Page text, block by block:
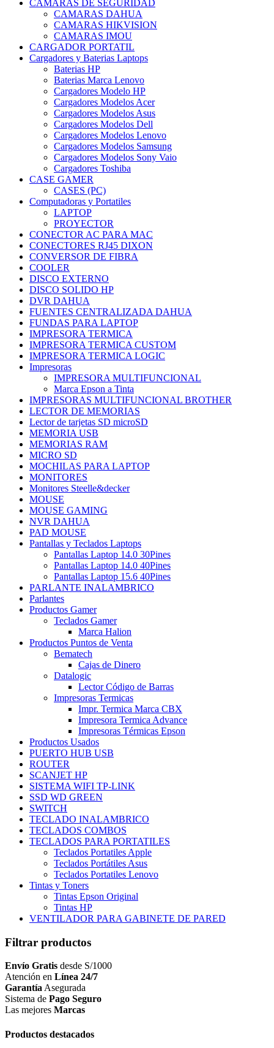
CAMARAS DE SEGURIDAD
CAMARAS DAHUA
CAMARAS HIKVISION
CAMARAS IMOU
CARGADOR PORTATIL
Cargadores y Baterias Laptops
Baterias HP
Baterias Marca Lenovo
Cargadores Modelo HP
Cargadores Modelos Acer
Cargadores Modelos Asus
Cargadores Modelos Dell
Cargadores Modelos Lenovo
Cargadores Modelos Samsung
Cargadores Modelos Sony Vaio
Cargadores Toshiba
CASE GAMER
CASES (PC)
Computadoras y Portatiles
LAPTOP
PROYECTOR
CONECTOR AC PARA MAC
CONECTORES RJ45 DIXON
CONVERSOR DE FIBRA
COOLER
DISCO EXTERNO
DISCO SOLIDO HP
DVR DAHUA
FUENTES CENTRALIZADA DAHUA
FUNDAS PARA LAPTOP
IMPRESORA TERMICA
IMPRESORA TERMICA CUSTOM
IMPRESORA TERMICA LOGIC
Impresoras
IMPRESORA MULTIFUNCIONAL
Marca Epson a Tinta
IMPRESORAS MULTIFUNCIONAL BROTHER
LECTOR DE MEMORIAS
Lector de tarjetas SD microSD
MEMORIA USB
MEMORIAS RAM
MICRO SD
MOCHILAS PARA LAPTOP
MONITORES
Monitores Steelle&decker
MOUSE
MOUSE GAMING
NVR DAHUA
PAD MOUSE
Pantallas y Teclados Laptops
Pantallas Laptop 14.0 30Pines
Pantallas Laptop 14.0 40Pines
Pantallas Laptop 15.6 40Pines
PARLANTE INALAMBRICO
Parlantes
Productos Gamer
Teclados Gamer
Marca Halion
Productos Puntos de Venta
Bematech
Cajas de Dinero
Datalogic
Lector Código de Barras
Impresoras Termicas
Impr. Termica Marca CBX
Impresora Termica Advance
Impresoras Térmicas Epson
Productos Usados
PUERTO HUB USB
ROUTER
SCANJET HP
SISTEMA WIFI TP-LINK
SSD WD GREEN
SWITCH
TECLADO INALAMBRICO
TECLADOS COMBOS
TECLADOS PARA PORTATILES
Teclados Portatiles Apple
Teclados Portátiles Asus
Teclados Portatiles Lenovo
Tintas y Toners
Tintas Epson Original
Tintas HP
VENTILADOR PARA GABINETE DE PARED
Filtrar productos
Envío Gratis desde S/1000
Atención en Línea 24/7
Garantía Asegurada
Sistema de Pago Seguro
Las mejores Marcas
Productos destacados